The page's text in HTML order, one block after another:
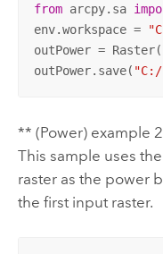
from arcpy.sa
env.workspace =
outPower = Raster(
outPower.save( "C:/
** (Power) example
This sample uses
raster as the power
the first input raster.